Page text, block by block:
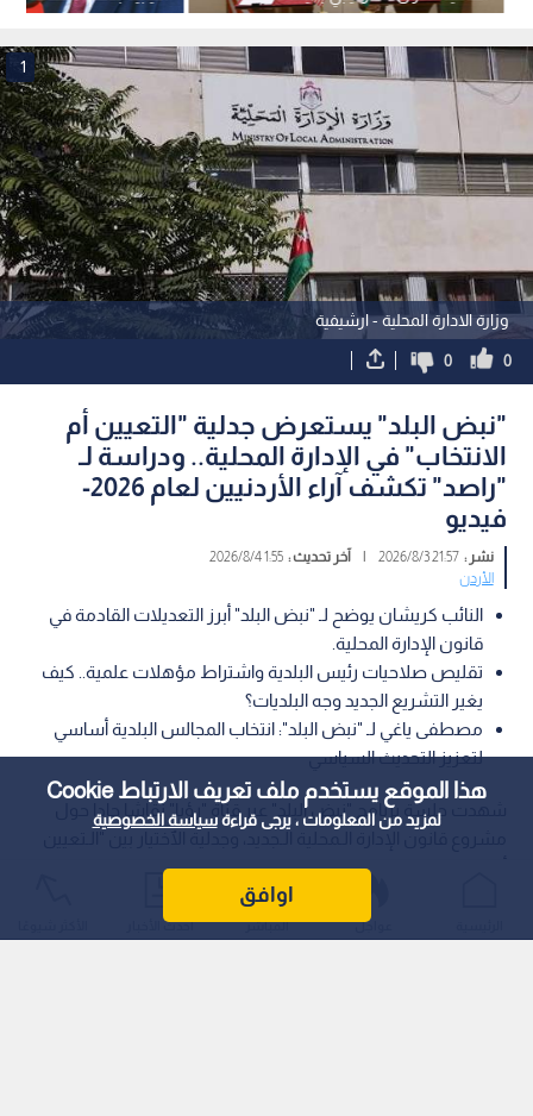
هذا الموقع يستخدم ملف تعريف الارتباط Cookie
لمزيد من المعلومات ، يرجى قراءةسياسة الخصوصية
اوافق
"الملكية العقارية"
مليون دولار
وزارة الادارة المحلية - ارشيفية
1
0
0
"نبض البلد" يستعرض جدلية "التعيين أم
الانتخاب" في الإدارة المحلية.. ودراسة لـ
"راصد" تكشف آراء الأردنيين لعام 2026-
فيديو
نشر :21:57 2026/8/3
| آخر تحديث :1:55 2026/8/4
الأردن
النائب كريشان يوضح لـ "نبض البلد" أبرز التعديلات القادمة في
قانون الإدارة المحلية.
تقليص صلاحيات رئيس البلدية واشتراط مؤهلات علمية.. كيف
يغير التشريع الجديد وجه البلديات؟
مصطفى ياغي لـ "نبض البلد": انتخاب المجالس البلدية أساسي
لتعزيز التحديث السياسي
شهدت جلسة برنامج "نبض البلد" عبر قناة "رؤيا" نقاشا حادا حول
أو الانتخاب" في الـمجالس الـبلدية ومجالس الـمحافظات، في ظل
إصدار مركز "راصد" لدراسته الإحصائية لعام 2026.
عواجل المباشر أحدث الأخبار